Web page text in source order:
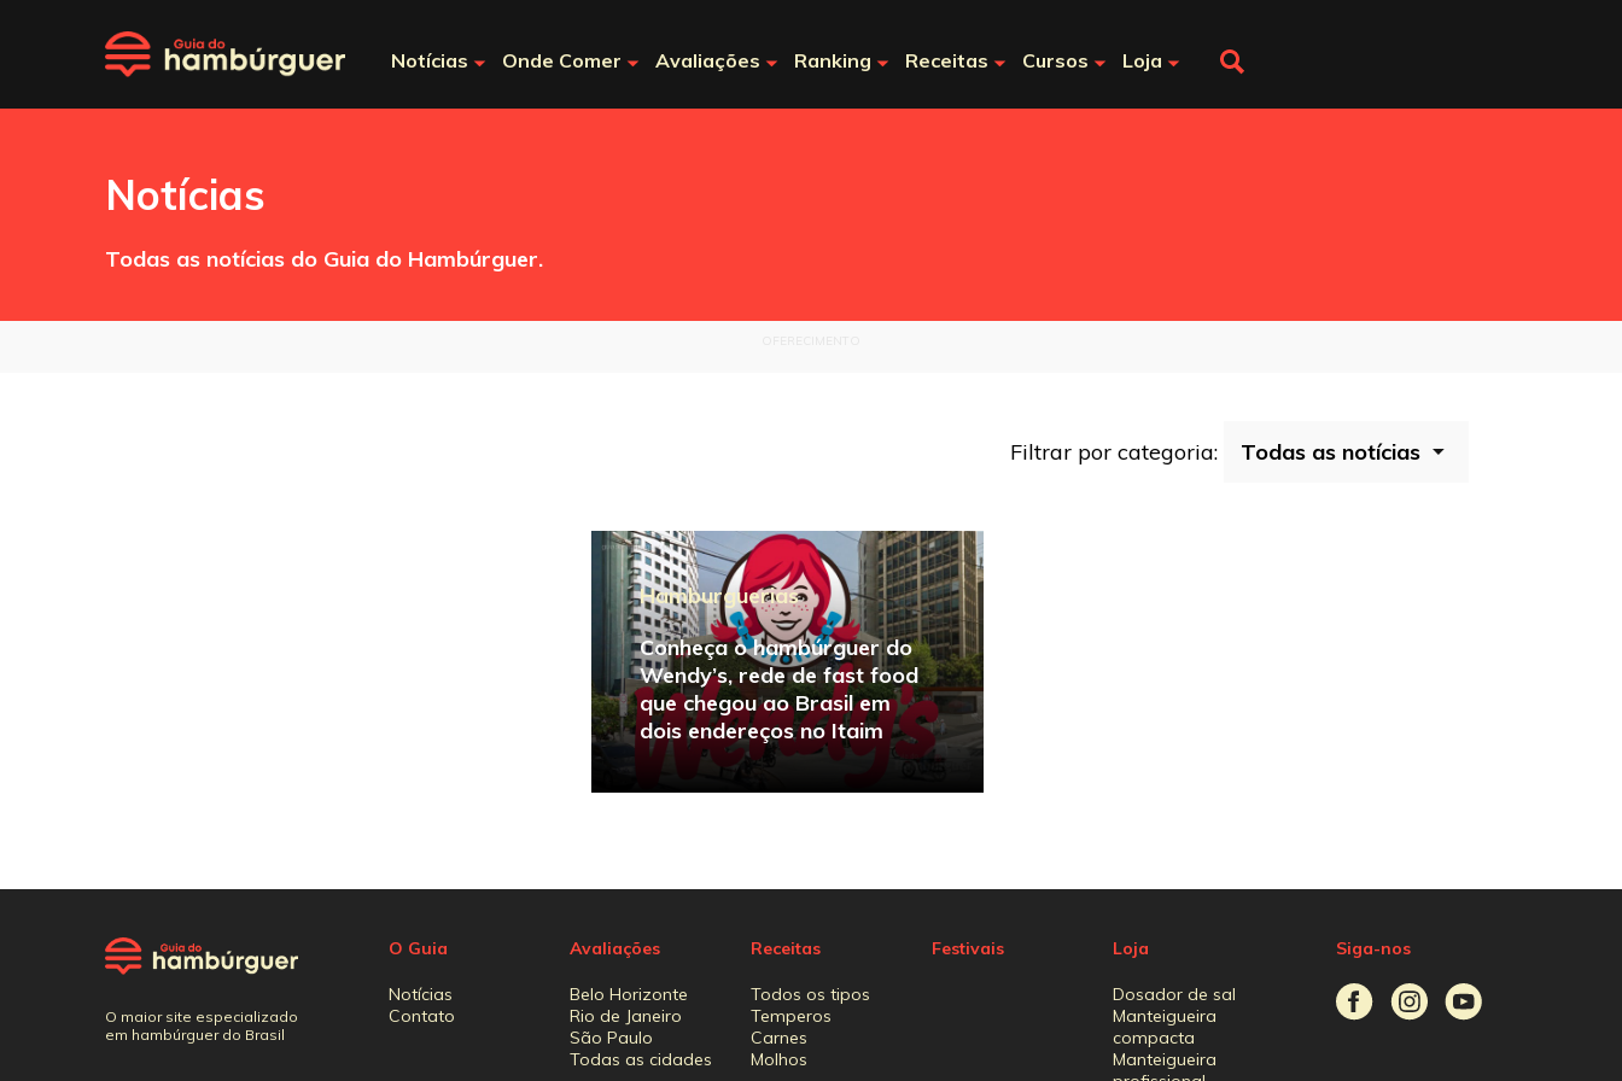
Notícias Onde Comer Avaliações Ranking Receitas Cursos Loja
Notícias
Todas as notícias do Guia do Hambúrguer.
Filtrar por categoria:
Hamburguerias
Conheça o hambúrguer do
Wendy’s, rede de fast food
que chegou ao Brasil em
dois endereços no Itaim
O maior site especializado
em hambúrguer do Brasil
O Guia
Notícias
Contato
Avaliações
Belo Horizonte
Rio de Janeiro
São Paulo
Todas as cidades
Receitas
Todos os tipos
Temperos
Carnes
Molhos
Festivais Loja
Dosador de sal
Manteigueira
compacta
Manteigueira
Siga-nos